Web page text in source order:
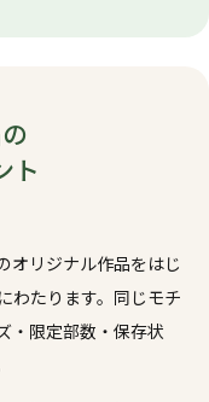
ト
オリジナル作品をはじ
わたります。同じモチ
・限定部数・保存状